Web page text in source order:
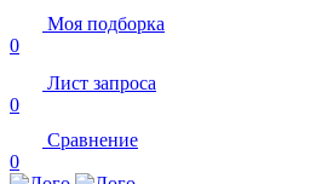
Моя подборка
0
Лист запроса
0
Сравнение
0